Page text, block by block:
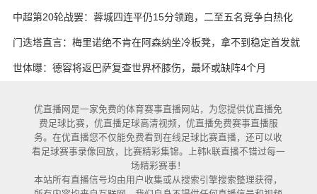
中超第20轮战罢：蓉城四连平仍15分领跑，二至五名竞争白热化
门迭塔直言：梅里诺绝不肯在阿森纳坐冷板凳，拿不到稳定首发就
考虑另寻出路
世体曝：德容将返巴萨复查世界杯膝伤，最坏或缺阵4个月
优直播网是一家免费的体育赛事直播网站，为您提供优直播免
费足球比赛，优直播足球高清视频，优直播免费赛事直播服
务。在优直播您不仅能免费看到在线足球比赛直播，还可以收
看足球赛事录像回放，比赛精彩集锦。上韩k联直播不错过每一
场精彩赛事！
本站所有直播信号均由用户收集或从搜索引擎搜索整理获得，